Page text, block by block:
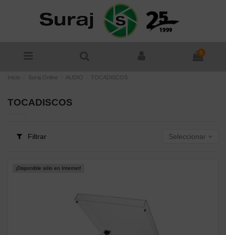
0
Inicio Suraj Online AUDIO TOCADISCOS
TOCADISCOS
Filtrar Seleccionar
¡Disponible sólo en Internet!